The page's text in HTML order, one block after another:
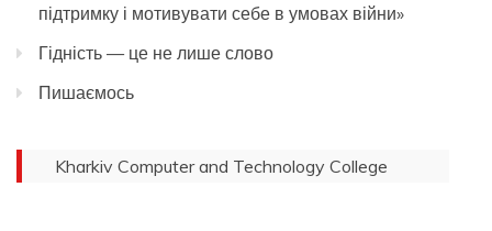
підтримку і мотивувати себе в умовах війни»
Гідність — це не лише слово
Пишаємось
Kharkiv Computer and Technology College